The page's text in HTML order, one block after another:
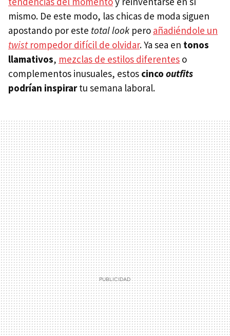
mismo. De este modo, las chicas de moda siguen
apostando por este total look pero añadiéndole un
twistrompedor difícil de olvidar. Ya sea en tonos
llamativos, mezclas de estilos diferentes o
complementos inusuales, estos cinco outfits
podrían inspirartu semana laboral.